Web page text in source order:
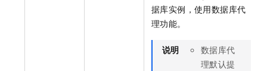
据库实例，使用数据库代
理功能。
说明
数据库代
理默认提